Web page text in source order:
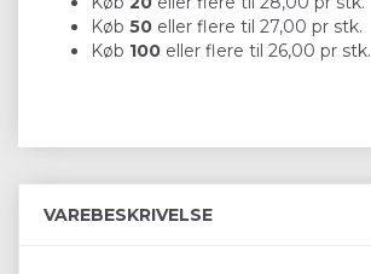
Køb 50 eller flere til 27,00 pr stk.
Køb 100 eller flere til 26,00 pr stk.
VAREBESKRIVELSE